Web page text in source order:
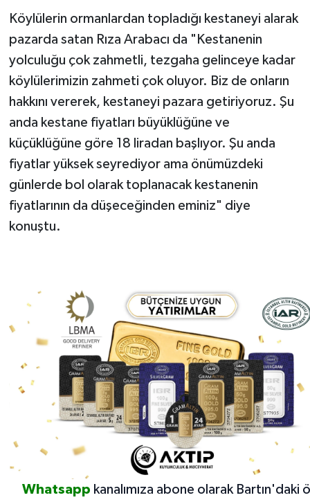
Köylülerin ormanlardan topladığı kestaneyi alarak
pazarda satan Rıza Arabacı da "Kestanenin
yolculuğu çok zahmetli, tezgaha gelinceye kadar
köylülerimizin zahmeti çok oluyor. Biz de onların
hakkını vererek, kestaneyi pazara getiriyoruz. Şu
anda kestane fiyatları büyüklüğüne ve
küçüklüğüne göre 18 liradan başlıyor. Şu anda
fiyatlar yüksek seyrediyor ama önümüzdeki
günlerde bol olarak toplanacak kestanenin
fiyatlarının da düşeceğinden eminiz" diye
konuştu.
Whatsapp kanalımıza abone olarak Bartın'daki